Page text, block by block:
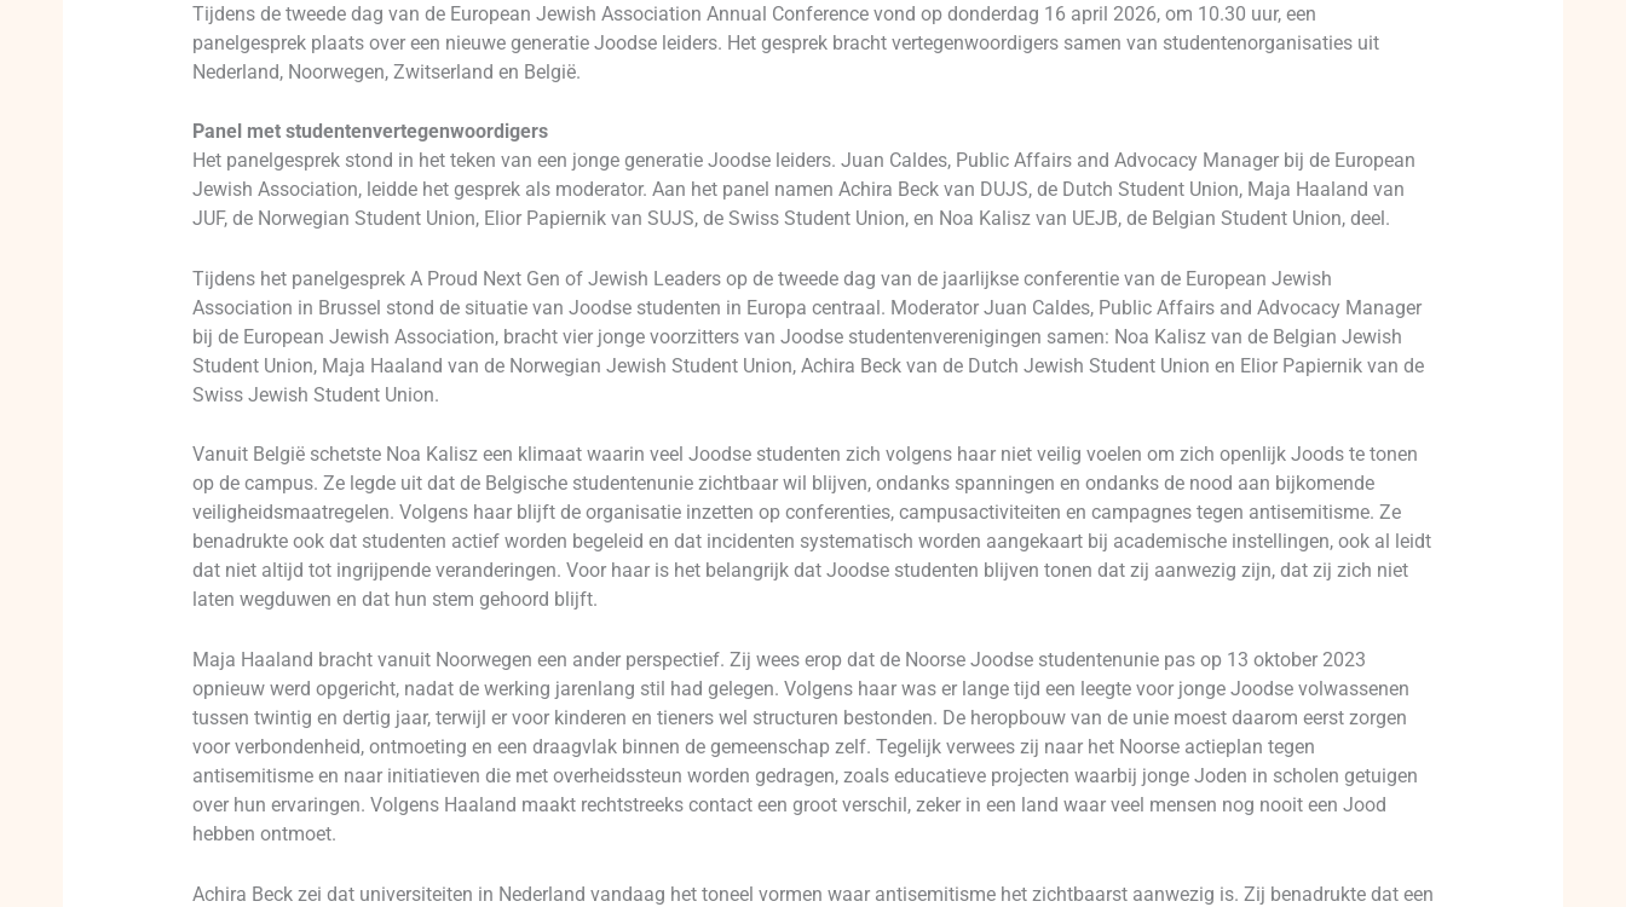
Tijdens de tweede dag van de European Jewish Association Annual Conference vond op donderdag 16 april 2026, om 10.30 uur, een
panelgesprek plaats over een nieuwe generatie Joodse leiders. Het gesprek bracht vertegenwoordigers samen van studentenorganisaties uit
Nederland, Noorwegen, Zwitserland en België.
Panel met studentenvertegenwoordigers
Het panelgesprek stond in het teken van een jonge generatie Joodse leiders. Juan Caldes, Public Affairs and Advocacy Manager bij de European
Jewish Association, leidde het gesprek als moderator. Aan het panel namen Achira Beck van DUJS, de Dutch Student Union, Maja Haaland van
JUF, de Norwegian Student Union, Elior Papiernik van SUJS, de Swiss Student Union, en Noa Kalisz van UEJB, de Belgian Student Union, deel.
Tijdens het panelgesprek A Proud Next Gen of Jewish Leaders op de tweede dag van de jaarlijkse conferentie van de European Jewish
Association in Brussel stond de situatie van Joodse studenten in Europa centraal. Moderator Juan Caldes, Public Affairs and Advocacy Manager
bij de European Jewish Association, bracht vier jonge voorzitters van Joodse studentenverenigingen samen: Noa Kalisz van de Belgian Jewish
Student Union, Maja Haaland van de Norwegian Jewish Student Union, Achira Beck van de Dutch Jewish Student Union en Elior Papiernik van de
Swiss Jewish Student Union.
Vanuit België schetste Noa Kalisz een klimaat waarin veel Joodse studenten zich volgens haar niet veilig voelen om zich openlijk Joods te tonen
op de campus. Ze legde uit dat de Belgische studentenunie zichtbaar wil blijven, ondanks spanningen en ondanks de nood aan bijkomende
veiligheidsmaatregelen. Volgens haar blijft de organisatie inzetten op conferenties, campusactiviteiten en campagnes tegen antisemitisme. Ze
benadrukte ook dat studenten actief worden begeleid en dat incidenten systematisch worden aangekaart bij academische instellingen, ook al leidt
dat niet altijd tot ingrijpende veranderingen. Voor haar is het belangrijk dat Joodse studenten blijven tonen dat zij aanwezig zijn, dat zij zich niet
laten wegduwen en dat hun stem gehoord blijft.
Maja Haaland bracht vanuit Noorwegen een ander perspectief. Zij wees erop dat de Noorse Joodse studentenunie pas op 13 oktober 2023
opnieuw werd opgericht, nadat de werking jarenlang stil had gelegen. Volgens haar was er lange tijd een leegte voor jonge Joodse volwassenen
tussen twintig en dertig jaar, terwijl er voor kinderen en tieners wel structuren bestonden. De heropbouw van de unie moest daarom eerst zorgen
voor verbondenheid, ontmoeting en een draagvlak binnen de gemeenschap zelf. Tegelijk verwees zij naar het Noorse actieplan tegen
antisemitisme en naar initiatieven die met overheidssteun worden gedragen, zoals educatieve projecten waarbij jonge Joden in scholen getuigen
over hun ervaringen. Volgens Haaland maakt rechtstreeks contact een groot verschil, zeker in een land waar veel mensen nog nooit een Jood
hebben ontmoet.
Achira Beck zei dat universiteiten in Nederland vandaag het toneel vormen waar antisemitisme het zichtbaarst aanwezig is. Zij benadrukte dat een